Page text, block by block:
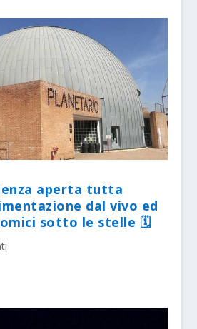
aperta tutta
dal vivo ed
sotto le stelle 🗓